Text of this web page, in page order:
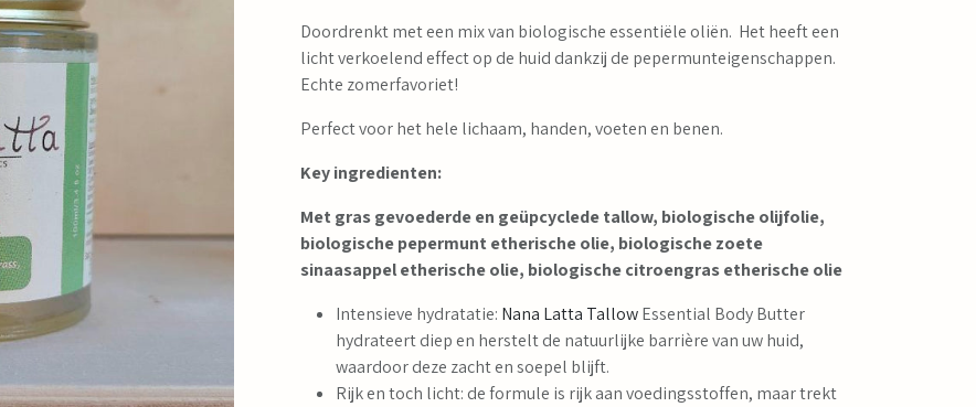
Doordrenkt met een mix van biologische essentiële oliën. Het heeft een
licht verkoelend effect op de huid dankzij de pepermunteigenschappen.
Echte zomerfavoriet!
Perfect voor het hele lichaam, handen, voeten en benen.
Key ingredienten:
Met gras gevoederde en geüpcyclede tallow, biologische olijfolie,
biologische pepermunt etherische olie, biologische zoete
sinaasappel etherische olie, biologische citroengras etherische olie
Intensieve hydratatie: Nana Latta TallowEssential Body Butter
hydrateert diep en herstelt de natuurlijke barrière van uw huid,
waardoor deze zacht en soepel blijft.
Rijk en toch licht: de formule is rijk aan voedingsstoffen, maar trekt